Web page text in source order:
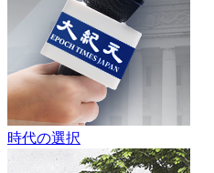
時代の選択